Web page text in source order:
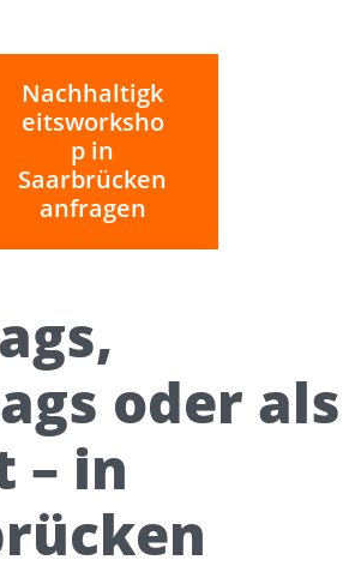
Nachhaltigk
eitsworksho
p in
Saarbrücken
anfragen
oder als
– in